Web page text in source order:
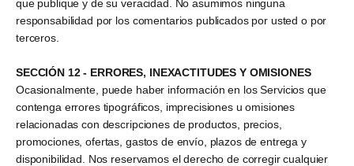
que publique y de su veracidad. No asumimos ninguna
responsabilidad por los comentarios publicados por usted o por
terceros.
SECCIÓN 12 - ERRORES, INEXACTITUDES Y OMISIONES
Ocasionalmente, puede haber información en los Servicios que
contenga errores tipográficos, imprecisiones u omisiones
relacionadas con descripciones de productos, precios,
promociones, ofertas, gastos de envío, plazos de entrega y
disponibilidad. Nos reservamos el derecho de corregir cualquier